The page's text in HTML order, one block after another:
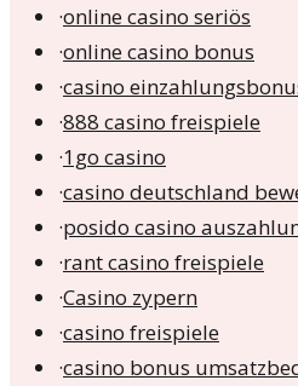
·online casino seriös
·online casino bonus
·casino
·888 casino freispiele
·1go casino
·casino deutschland
·posido casino
·rant casino freispiele
·Casino zypern
·casino freispiele
·casino bonus